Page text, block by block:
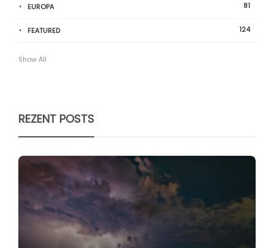
EUROPA 81
FEATURED 124
Show All
REZENT POSTS